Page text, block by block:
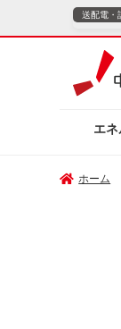
エ
送配電・
プ
ホーム